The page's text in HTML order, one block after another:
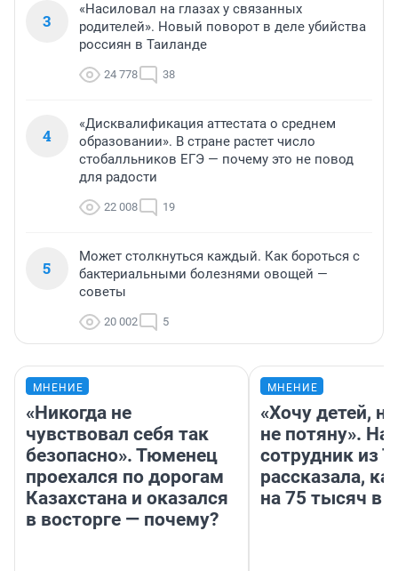
3
«Насиловал на глазах у связанных
родителей». Новый поворот в деле убийства
россиян в Таиланде
24 778 38
4
«Дисквалификация аттестата о среднем
образовании». В стране растет число
стобалльников ЕГЭ — почему это не повод
для радости
22 008 19
5
Может столкнуться каждый. Как бороться с
бактериальными болезнями овощей —
советы
20 002 5
МНЕНИЕ
«Никогда не
чувствовал себя так
безопасно». Тюменец
проехался по дорогам
Казахстана и оказался
в восторге — почему?
МНЕНИЕ
«Хочу детей,
не потяну».
сотрудник из
рассказала,
на 75 тысяч в